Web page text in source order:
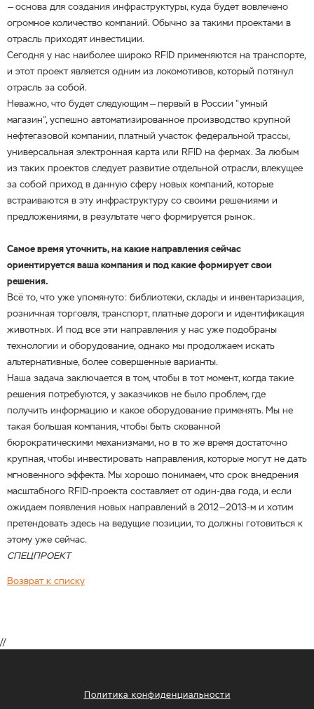
— основа для создания инфраструктуры, куда будет вовлечено
огромное количество компаний. Обычно за такими проектами в
отрасль приходят инвестиции.
Сегодня у нас наиболее широко RFID применяются на транспорте,
и этот проект является одним из локомотивов, который потянул
отрасль за собой.
Неважно, что будет следующим — первый в России “умный
магазин”, успешно автоматизированное производство крупной
нефтегазовой компании, платный участок федеральной трассы,
универсальная электронная карта или RFID на фермах. За любым
из таких проектов следует развитие отдельной отрасли, влекущее
за собой приход в данную сферу новых компаний, которые
встраиваются в эту инфраструктуру со своими решениями и
предложениями, в результате чего формируется рынок.
Самое время уточнить, на какие направления сейчас
ориентируется ваша компания и под какие формирует свои
решения.
Всё то, что уже упомянуто: библиотеки, склады и инвентаризация,
розничная торговля, транспорт, платные дороги и идентификация
животных. И под все эти направления у нас уже подобраны
технологии и оборудование, однако мы продолжаем искать
альтернативные, более совершенные варианты.
Наша задача заключается в том, чтобы в тот момент, когда такие
решения потребуются, у заказчиков не было проблем, где
получить информацию и какое оборудование применять. Мы не
такая большая компания, чтобы быть скованной
бюрократическими механизмами, но в то же время достаточно
крупная, чтобы инвестировать направления, которые могут не дать
мгновенного эффекта. Мы хорошо понимаем, что срок внедрения
масштабного RFID-проекта составляет от один-два года, и если
ожидаем появления новых направлений в 2012—2013-м и хотим
претендовать здесь на ведущие позиции, то должны готовиться к
этому уже сейчас.
СПЕЦПРОЕКТ
Возврат к списку
Политика конфиденциальности
//